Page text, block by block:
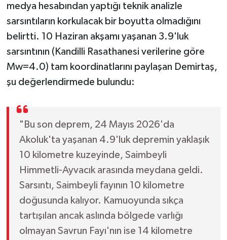
medya hesabından yaptığı teknik analizle
sarsıntıların korkulacak bir boyutta olmadığını
belirtti. 10 Haziran akşamı yaşanan 3.9'luk
sarsıntının (Kandilli Rasathanesi verilerine göre
Mw=4.0) tam koordinatlarını paylaşan Demirtaş,
şu değerlendirmede bulundu:
"Bu son deprem, 24 Mayıs 2026'da
Akoluk'ta yaşanan 4.9'luk depremin yaklaşık
10 kilometre kuzeyinde, Saimbeyli
Himmetli-Ayvacık arasında meydana geldi.
Sarsıntı, Saimbeyli fayının 10 kilometre
doğusunda kalıyor. Kamuoyunda sıkça
tartışılan ancak aslında bölgede varlığı
olmayan Savrun Fayı'nın ise 14 kilometre